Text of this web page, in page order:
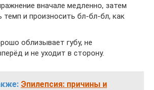
вначале медленно, затем
темп и произносить бл-бл-бл, как
облизывает губу, не
и не уходит в сторону.
Эпилепсия: причины и